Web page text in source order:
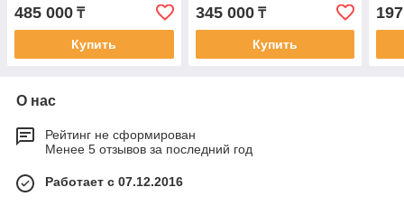
485 000 ₸
Купить
345 000₸
Купить
О нас
Рейтинг не сформирован
Менее 5 отзывов за последний год
Работает с 07.12.2016